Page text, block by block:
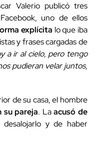
Valerio publicó tres
uno de ellos
explícita lo que iba
y frases cargadas de
a ir al cielo, pero tengo
pudieran velar juntos,
de su casa, el hombre
su pareja. Laacusó de
y de haber